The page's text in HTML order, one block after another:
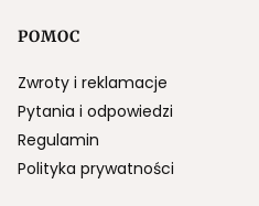
Linki w stopce
POMOC
Zwroty i reklamacje
Pytania i odpowiedzi
Regulamin
Polityka prywatności